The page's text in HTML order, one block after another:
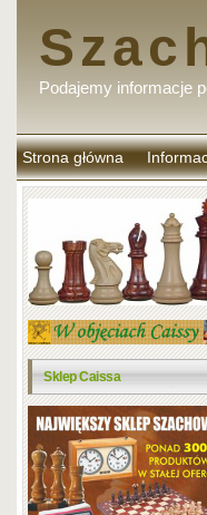
Podajemy informacje
Strona główna
Sklep Caissa